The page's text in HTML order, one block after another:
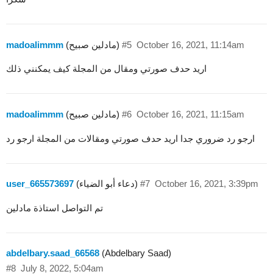
madoalimmm (مادلين صبيح) October 16, 2021, 11:14am
#5
اريد حدف صورتي ومقال من المجلة كيف يمكنني ذلك
madoalimmm (مادلين صبيح) October 16, 2021, 11:15am
#6
ارجو رد ضروري جدا اريد حدف صورتي ومقالات من المجلة ارجو رد
user_665573697 (دعاء أبو الضياء) October 16, 2021, 3:39pm
#7
تم التواصل استاذة مادلين
abdelbary.saad_66568 (Abdelbary Saad)
July 8, 2022, 5:04am
#8